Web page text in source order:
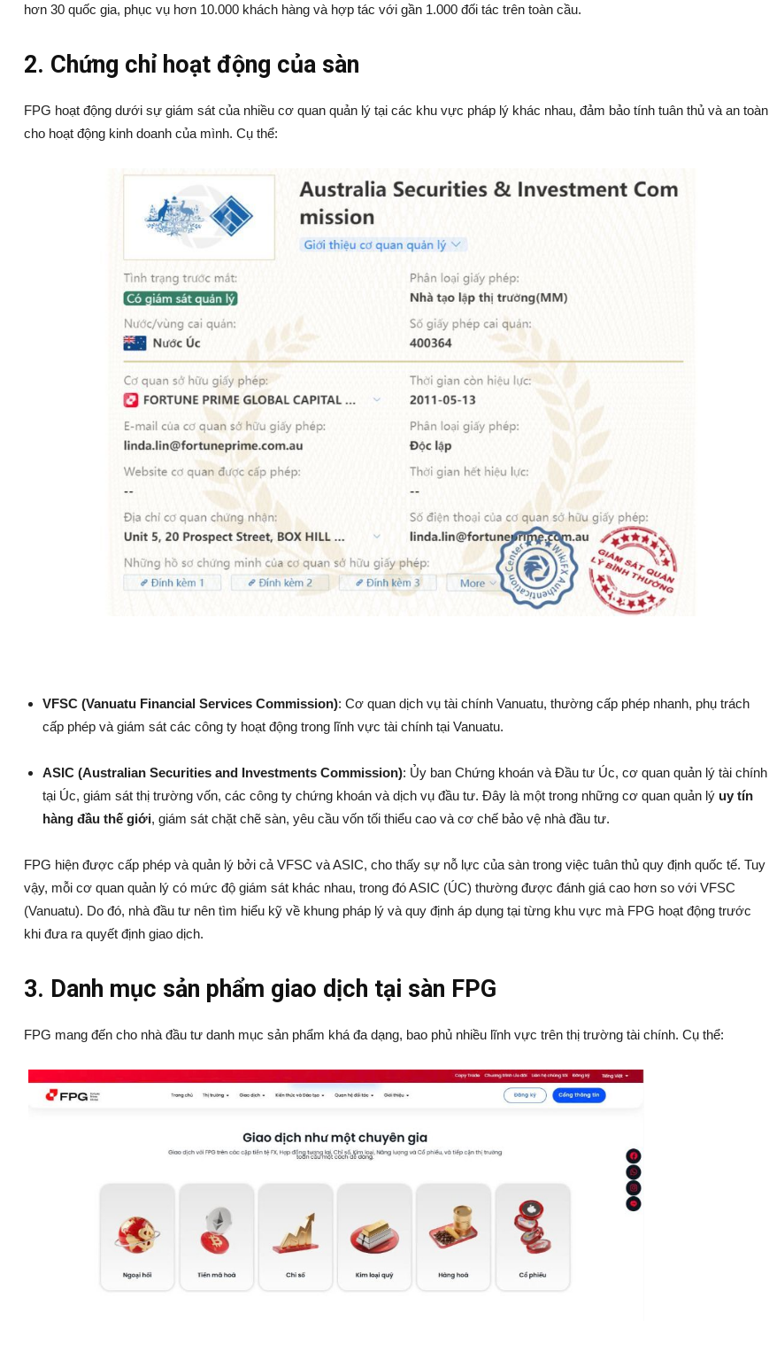
hơn 30 quốc gia, phục vụ hơn 10.000 khách hàng và hợp tác với gần 1.000 đối tác trên toàn cầu.
2. Chứng chỉ hoạt động của sàn
FPG hoạt động dưới sự giám sát của nhiều cơ quan quản lý tại các khu vực pháp lý khác nhau, đảm bảo tính tuân thủ và an toàn
cho hoạt động kinh doanh của mình. Cụ thể:
VFSC (Vanuatu Financial Services Commission): Cơ quan dịch vụ tài chính Vanuatu, thường cấp phép nhanh, phụ trách
cấp phép và giám sát các công ty hoạt động trong lĩnh vực tài chính tại Vanuatu.
ASIC (Australian Securities and Investments Commission): Ủy ban Chứng khoán và Đầu tư Úc, cơ quan quản lý tài chính
tại Úc, giám sát thị trường vốn, các công ty chứng khoán và dịch vụ đầu tư. Đây là một trong những cơ quan quản lý uy tín
hàng đầu thế giới, giám sát chặt chẽ sàn, yêu cầu vốn tối thiểu cao và cơ chế bảo vệ nhà đầu tư.
FPG hiện được cấp phép và quản lý bởi cả VFSC và ASIC, cho thấy sự nỗ lực của sàn trong việc tuân thủ quy định quốc tế. Tuy
vậy, mỗi cơ quan quản lý có mức độ giám sát khác nhau, trong đó ASIC (ÚC) thường được đánh giá cao hơn so với VFSC
(Vanuatu). Do đó, nhà đầu tư nên tìm hiểu kỹ về khung pháp lý và quy định áp dụng tại từng khu vực mà FPG hoạt động trước
khi đưa ra quyết định giao dịch.
3. Danh mục sản phẩm giao dịch tại sàn FPG
FPG mang đến cho nhà đầu tư danh mục sản phẩm khá đa dạng, bao phủ nhiều lĩnh vực trên thị trường tài chính. Cụ thể: